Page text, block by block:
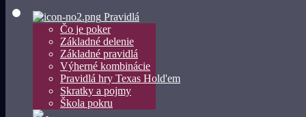
Pravidlá
Čo je poker
Základné delenie
Základné pravidlá
Výherné kombinácie
Pravidlá hry Texas Hold'em
Skratky a pojmy
Škola pokru